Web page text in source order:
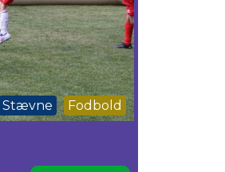
Stævne Fodbold